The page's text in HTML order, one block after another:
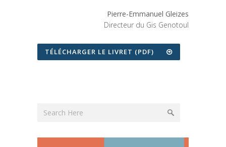
Pierre-Emmanuel Gleizes
Directeur du Gis Genotoul
TÉLÉCHARGER LE LIVRET (PDF)